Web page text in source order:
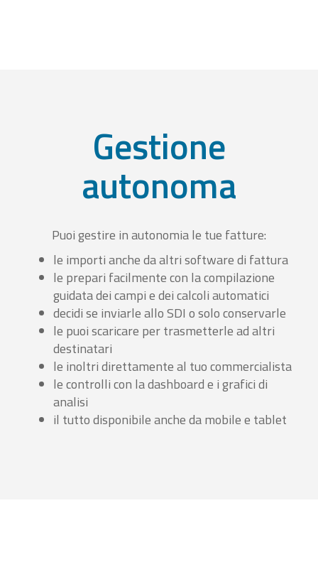
Gestione
autonoma
Puoi gestire in autonomia le tue fatture:
le importi anche da altri software di fattura
le prepari facilmente con la compilazione
guidata dei campi e dei calcoli automatici
decidi se inviarle allo SDI o solo conservarle
le puoi scaricare per trasmetterle ad altri
destinatari
le inoltri direttamente al tuo commercialista
le controlli con la dashboard e i grafici di
analisi
il tutto disponibile anche da mobile e tablet